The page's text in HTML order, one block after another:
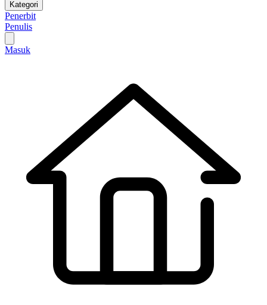
Kategori
Penerbit
Penulis
Masuk